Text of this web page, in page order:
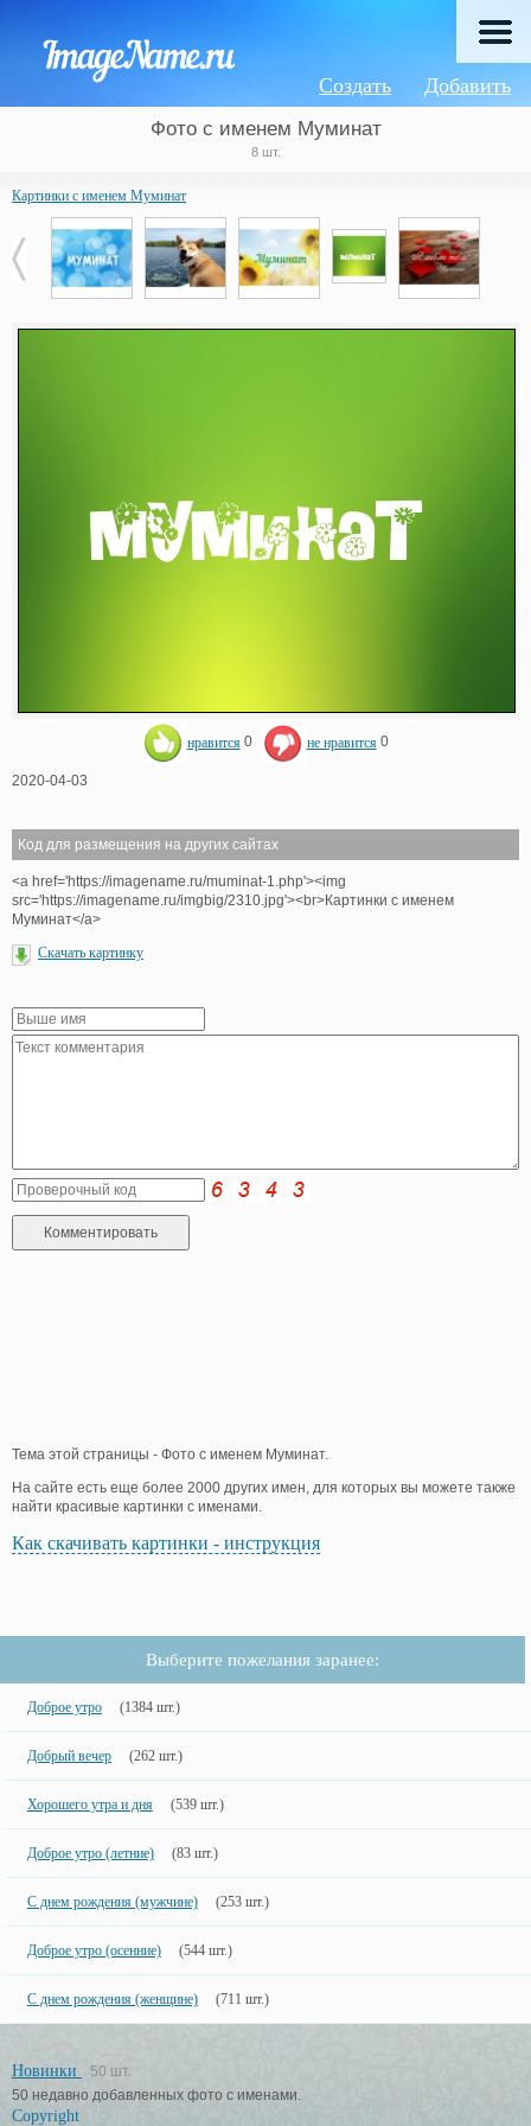
Добавить
Создать
Фото с именем Муминат
8 шт.
Картинки с именем Муминат
нравится 0 не нравится 0
2020-04-03
Код для размещения на других сайтах
<a href='https://imagename.ru/muminat-1.php'><img
src='https://imagename.ru/imgbig/2310.jpg'><br>Картинки с именем
Муминат</a>
Скачать картинку
Тема этой страницы - Фото с именем Муминат.
На сайте есть еще более 2000 других имен, для которых вы можете также
найти красивые картинки с именами.
Как скачивать картинки - инструкция
Выберите пожелания заранее:
Доброе утро (1384 шт.)
Добрый вечер (262 шт.)
Хорошего утра и дня (539 шт.)
Доброе утро (летние) (83 шт.)
С днем рождения (мужчине) (253 шт.)
Доброе утро (осенние) (544 шт.)
С днем рождения (женщине) (711 шт.)
Новинки
50 шт.
50 недавно добавленных фото с именами.
Copyright